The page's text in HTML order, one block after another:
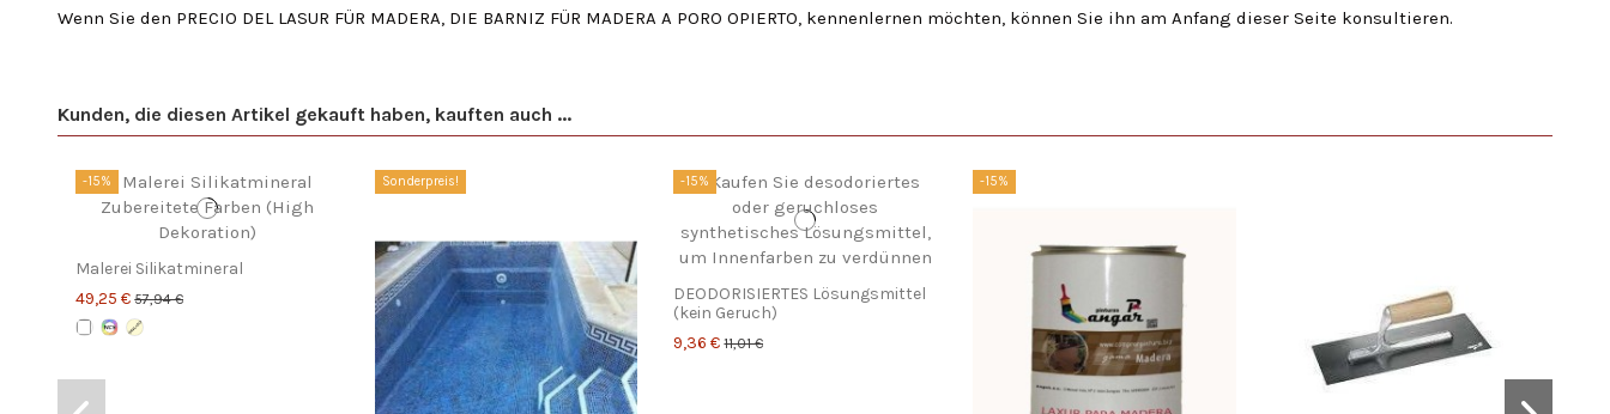
Wenn Sie den PRECIO DEL LASUR FÜR MADERA, DIE BARNIZ FÜR MADERA A PORO OPIERTO, kennenlernen möchten, können Sie ihn am Anfang dieser Seite konsultieren.
Kunden, die diesen Artikel gekauft haben, kauften auch ...
-15%
Malerei Silikatmineral
49,25 €57,94 €
Sonderpreis! -15%
DEODORISIERTES Lösungsmittel
(kein Geruch)
9,36 €11,01 €
-15%